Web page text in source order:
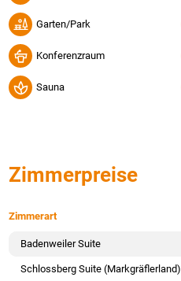
Garten/Park
Konferenzraum
Sauna
Zimmerpreise
Zimmerart
Badenweiler Suite
Schlossberg Suite (Markgräflerland)